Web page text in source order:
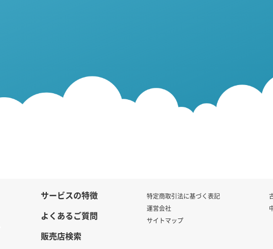
サービスの特徴
よくあるご質問
販売店検索
特定商取引法に基づく表記
運営会社
サイトマップ